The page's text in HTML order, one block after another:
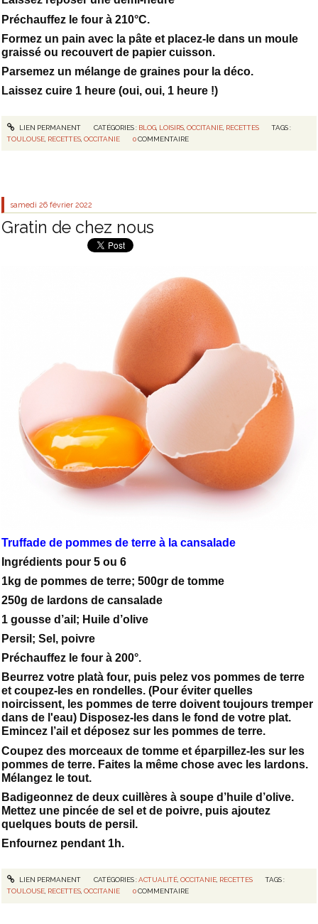
Préchauffez le four à 210°C.
Formez un pain avec la pâte et placez-le dans un moule
graissé ou recouvert de papier cuisson.
Parsemez un mélange de graines pour la déco.
Laissez cuire 1 heure (oui, oui, 1 heure !)
LIEN PERMANENT CATÉGORIES : BLOG, LOISIRS, OCCITANIE, RECETTES
TAGS :
TOULOUSE RECETTES ,OCCITANIE 0 COMMENTAIRE
samedi 26 février 2022
Gratin de chez nous
Truffade de pommes de terre à la cansalade
Ingrédients pour 5 ou 6
1kg de pommes de terre; 500gr de tomme
250g de lardons de cansalade
1 gousse d’ail; Huile d’olive
Persil; Sel, poivre
Préchauffez le four à 200°.
Beurrez votre platà four, puis pelez vos pommes de terre
et coupez-les en rondelles. (Pour éviter quelles
noircissent, les pommes de terre doivent toujours tremper
dans de l'eau) Disposez-les dans le fond de votre plat.
Emincez l’ail et déposez sur les pommes de terre.
Coupez des morceaux de tomme et éparpillez-les sur les
pommes de terre. Faites la même chose avec les lardons.
Mélangez le tout.
Badigeonnez de deux cuillères à soupe d’huile d’olive.
Mettez une pincée de sel et de poivre, puis ajoutez
quelques bouts de persil.
Enfournez pendant 1h.
LIEN PERMANENT CATÉGORIES :ACTUALITÉ, OCCITANIE, RECETTES
TAGS :
TOULOUSE, RECETTES,OCCITANIE 0 COMMENTAIRE